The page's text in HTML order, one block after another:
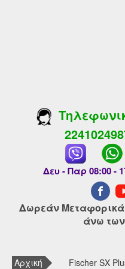
Δευ - Παρ 08:00 -
Δωρεάν
άνω
Αρχική
Fischer SX